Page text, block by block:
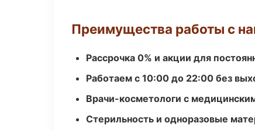
Преимущества работы с
Рассрочка 0% и акции для
Работаем с 10:00 до 22:00 без
Врачи-косметологи с
Стерильность и одноразовые